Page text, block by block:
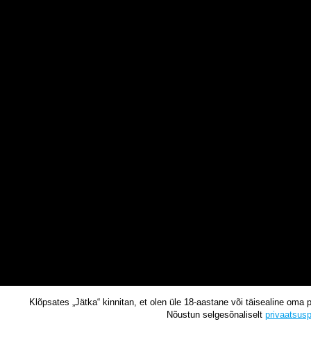
Klõpsates „Jätka“ kinnitan, et olen üle 18-aastane või täisealine oma
Nõustun selgesõnaliselt